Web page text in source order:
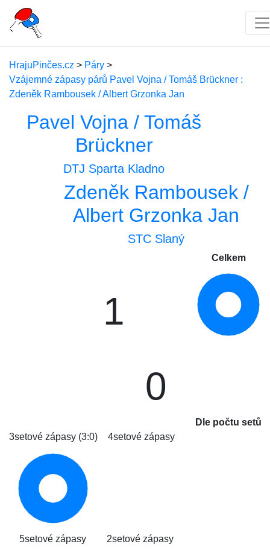
HrajuPinčes.cz > Páry >
Vzájemné zápasy párů Pavel Vojna / Tomáš Brückner :
Zdeněk Rambousek / Albert Grzonka Jan
Pavel Vojna / Tomáš
Brückner
DTJ Sparta Kladno
Zdeněk Rambousek /
Albert Grzonka Jan
STC Slaný
Celkem
1
0
Dle počtu setů
3setové zápasy (3:0)
4setové zápasy
5setové zápasy 2setové zápasy